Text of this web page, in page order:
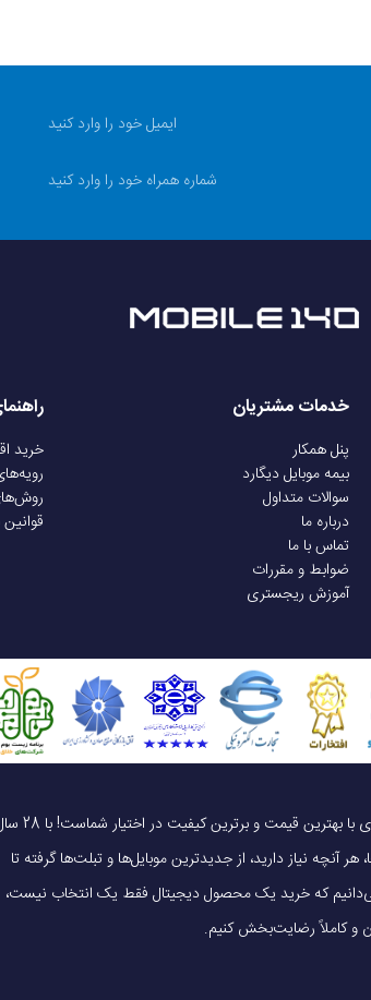
اشتراک گذاری - دارای پورت مخصوص شارژر
خدمات مشتریان
پنل همکار
بیمه موبایل دیگارد
سوالات متداول
درباره ما
تماس با ما
ضوابط و مقررات
آموزش ریجستری
خرید
یک خرید هوشمندانه ، قیمت منصفانه، تجربه‌ای متفاوت! به موبایل 140 خوش آمدید، جایی که
آنچه نیاز دارید، از جدیدترین موبایل‌ها و تبلت‌ها گرفته تا
می‌دانیم که خرید یک محصول دیجیتال فقط یک انتخاب نیست،